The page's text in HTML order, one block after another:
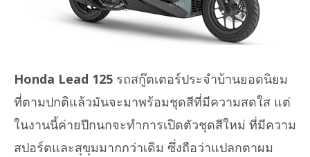
Honda Lead 125 รถสกู๊ตเตอร์ประจำบ้านยอดนิยม
ที่ตามปกติแล้วมันจะมาพร้อมชุดสีที่มีความสดใส แต่
ในงานนี้ค่ายปีกนกจะทำการเปิดตัวชุดสีใหม่ ที่มีความ
สปอร์ตและสุขุมมากกว่าเดิม ซึ่งถือว่าแปลกตาผม